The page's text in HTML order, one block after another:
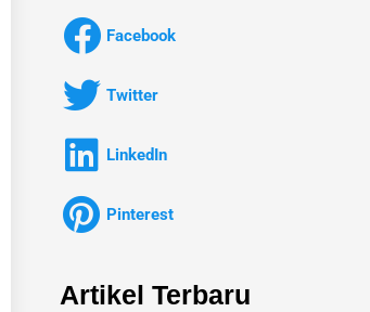
Facebook
Twitter
LinkedIn
Pinterest
Artikel Terbaru